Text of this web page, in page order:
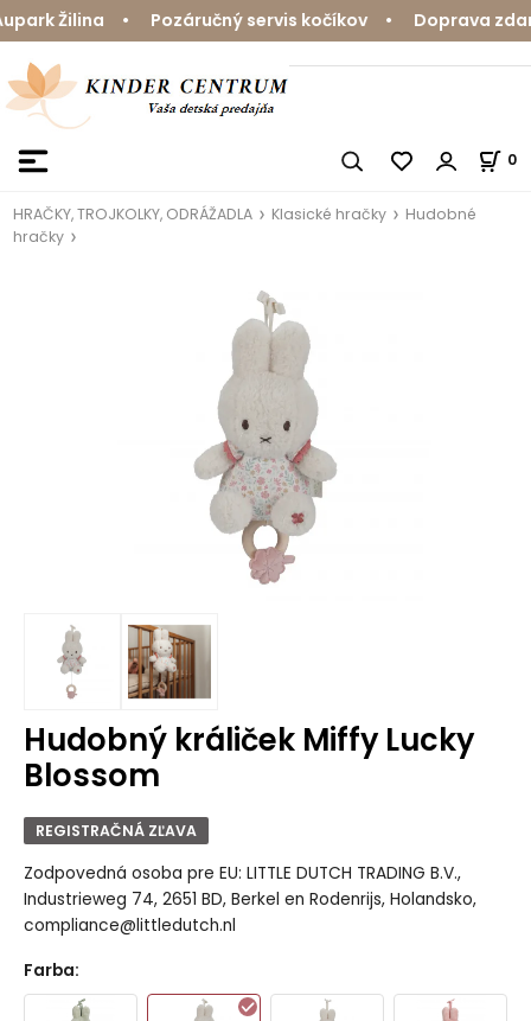
Žilina • Pozáručný servis kočíkov • Doprava
0
HRAČKY, TROJKOLKY, ODRÁŽADLA Klasické hračky
Hudobné
hračky
Hudobný králiček Miffy Lucky
Blossom
REGISTRAČNÁ ZĽAVA
Zodpovedná osoba pre EU: LITTLE DUTCH TRADING B.V.,
Industrieweg 74, 2651 BD, Berkel en Rodenrijs, Holandsko,
compliance@littledutch.nl
Farba: